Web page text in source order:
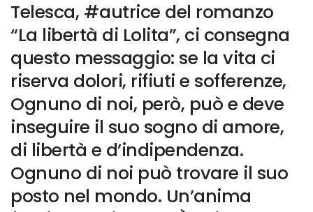
Telesca, #autrice del romanzo
“La libertà di Lolita”, ci consegna
questo messaggio: se la vita ci
riserva dolori, rifiuti e sofferenze,
Ognuno di noi, però, può e deve
inseguire il suo sogno di amore,
di libertà e d’indipendenza.
Ognuno di noi può trovare il suo
posto nel mondo. Un’anima